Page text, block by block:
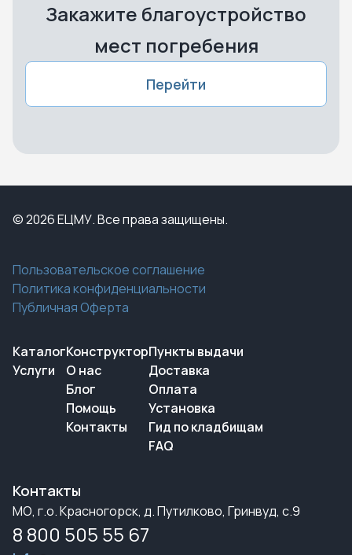
Закажите благоустройство
мест погребения
Перейти
© 2026 ЕЦМУ. Все права защищены.
Пользовательское соглашение
Политика конфиденциальности
Публичная Оферта
Каталог
Услуги
Конструктор
О нас
Блог
Помощь
Контакты
Пункты выдачи
Доставка
Оплата
Установка
Гид по кладбищам
FAQ
Контакты
МО, г.о. Красногорск, д. Путилково, Гринвуд, с.9
8 800 505 55 67